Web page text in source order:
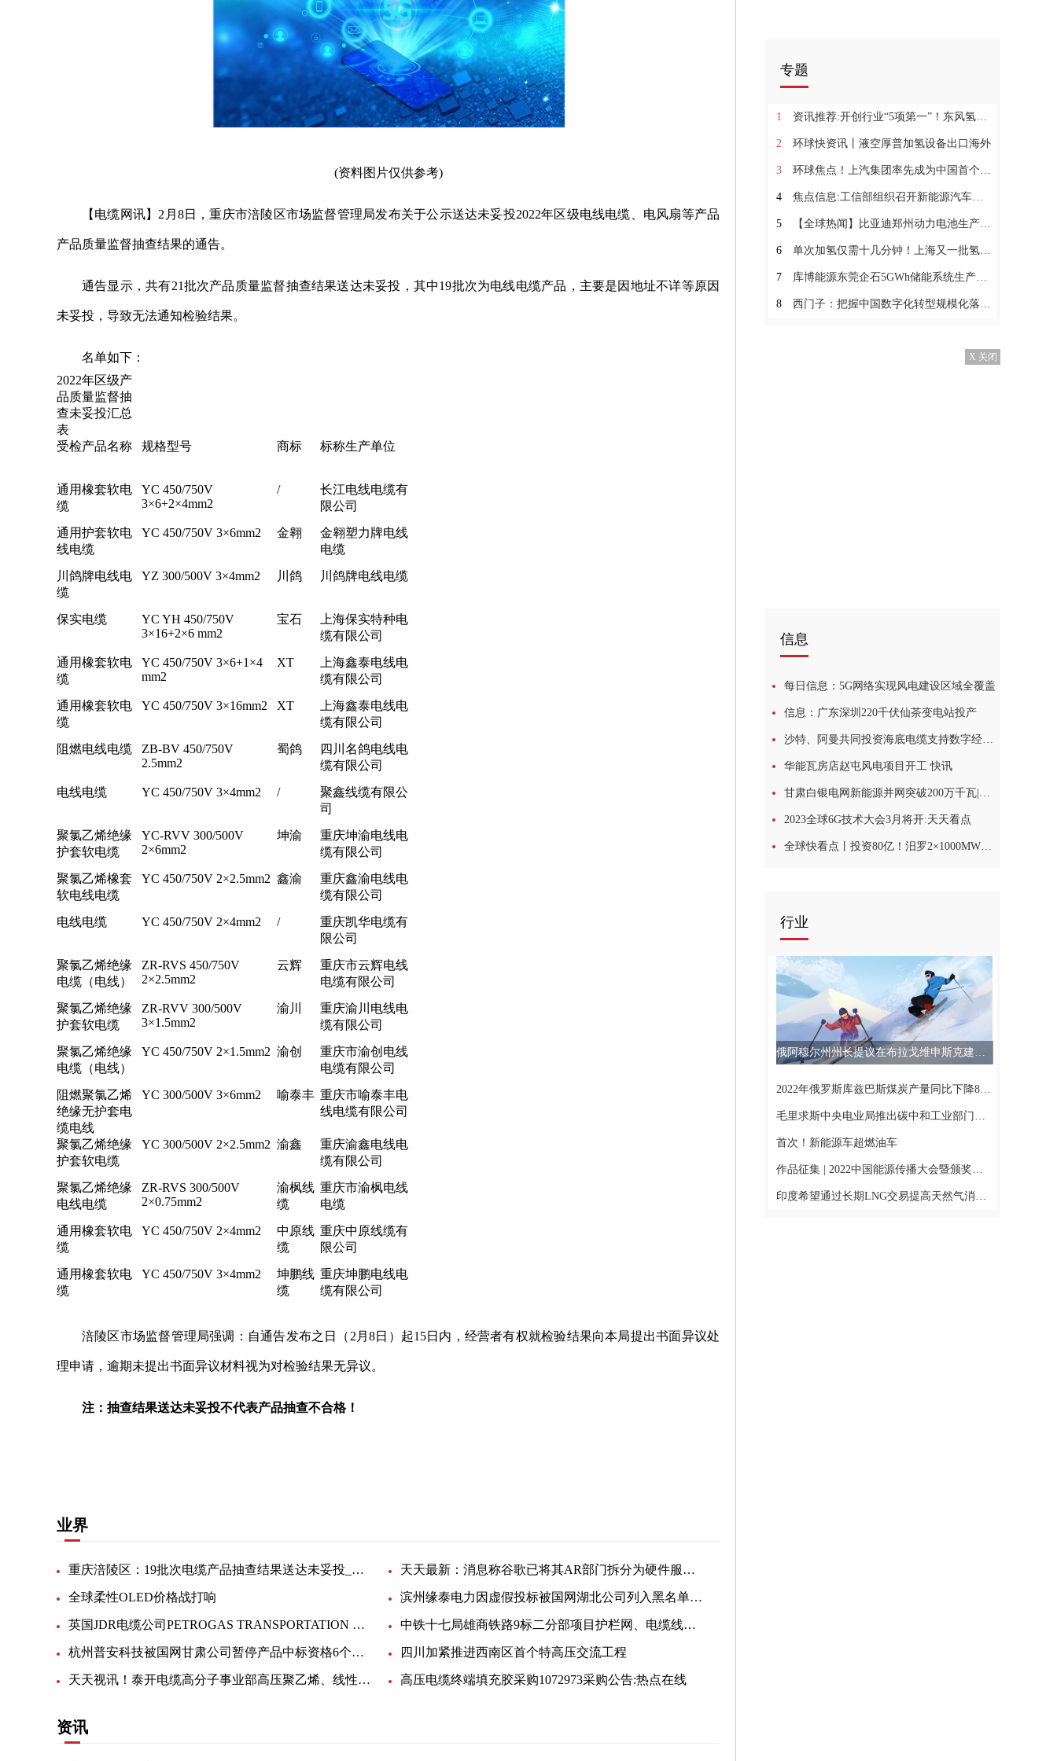
(资料图片仅供参考)
【电缆网讯】2月8日，重庆市涪陵区市场监督管理局发布关于公示送达未妥投2022年区级电线电缆、电风扇等产品
产品质量监督抽查结果的通告。
通告显示，共有21批次产品质量监督抽查结果送达未妥投，其中19批次为电线电缆产品，主要是因地址不详等原因
未妥投，导致无法通知检验结果。
名单如下：
2022年区级产
品质量监督抽
查未妥投汇总
表
受检产品名称
规格型号 商标 标称生产单位
通用橡套软电
缆
YC 450/750V
3×6+2×4mm2
/
长江电线电缆有
限公司
通用护套软电
线电缆
YC 450/750V 3×6mm2 金翱
金翱塑力牌电线
电缆
川鸽牌电线电
缆
YZ 300/500V 3×4mm2 川鸽 川鸽牌电线电缆
保实电缆
YC YH 450/750V
3×16+2×6 mm2
宝石
上海保实特种电
缆有限公司
通用橡套软电
缆
YC 450/750V 3×6+1×4
mm2
XT
上海鑫泰电线电
缆有限公司
通用橡套软电
缆
YC 450/750V 3×16mm2 XT
上海鑫泰电线电
缆有限公司
阻燃电线电缆
ZB-BV 450/750V
2.5mm2
蜀鸽
四川名鸽电线电
缆有限公司
电线电缆
YC 450/750V 3×4mm2 /
聚鑫线缆有限公
司
聚氯乙烯绝缘
护套软电缆
YC-RVV 300/500V
2×6mm2
坤渝
重庆坤渝电线电
缆有限公司
聚氯乙烯橡套
软电线电缆
YC 450/750V 2×2.5mm2 鑫渝
重庆鑫渝电线电
缆有限公司
电线电缆
YC 450/750V 2×4mm2 /
重庆凯华电缆有
限公司
聚氯乙烯绝缘
电缆（电线）
ZR-RVS 450/750V
2×2.5mm2
云辉
重庆市云辉电线
电缆有限公司
聚氯乙烯绝缘
护套软电缆
ZR-RVV 300/500V
3×1.5mm2
渝川
重庆渝川电线电
缆有限公司
聚氯乙烯绝缘
电缆（电线）
YC 450/750V 2×1.5mm2 渝创
重庆市渝创电线
电缆有限公司
阻燃聚氯乙烯
绝缘无护套电
缆电线
YC 300/500V 3×6mm2 喻泰丰 重庆市喻泰丰电
线电缆有限公司
聚氯乙烯绝缘
护套软电缆
YC 300/500V 2×2.5mm2 渝鑫
重庆渝鑫电线电
缆有限公司
聚氯乙烯绝缘
电线电缆
ZR-RVS 300/500V
2×0.75mm2
渝枫线
缆
重庆市渝枫电线
电缆
通用橡套软电
缆
YC 450/750V 2×4mm2
中原线
缆
重庆中原线缆有
限公司
通用橡套软电
缆
YC 450/750V 3×4mm2
坤鹏线
缆
重庆坤鹏电线电
缆有限公司
涪陵区市场监督管理局强调：自通告发布之日（2月8日）起15日内，经营者有权就检验结果向本局提出书面异议处
理申请，逾期未提出书面异议材料视为对检验结果无异议。
注：抽查结果送达未妥投不代表产品抽查不合格！
业界
重庆涪陵区：19批次电缆产品抽查结果送达未妥投_视讯 天天最新：消息称谷歌已将其AR部门拆分为硬件服务和生态系统两大团队
全球柔性OLED价格战打响 滨州缘泰电力因虚假投标被国网湖北公司列入黑名单3年
英国JDR电缆公司PETROGAS TRANSPORTATION 签订脐带管合同 中铁十七局雄商铁路9标二分部项目护栏网、电缆线询价 环球今日讯
杭州普安科技被国网甘肃公司暂停产品中标资格6个月 当前视讯 四川加紧推进西南区首个特高压交流工程
天天视讯！泰开电缆高分子事业部高压聚乙烯、线性低密度聚乙烯竞价 高压电缆终端填充胶采购1072973采购公告:热点在线
资讯
专题
1 资讯推荐:开创行业“5项第一”！东风氢舟大湾区示范运营全面启航
2 环球快资讯丨液空厚普加氢设备出口海外
3 环球焦点！上汽集团率先成为中国首个新能源汽车海外市场“双百万辆企业”
4 焦点信息:工信部组织召开新能源汽车动力电池回收利用工作座谈会
5 【全球热闻】比亚迪郑州动力电池生产线项目环评公示 计划投资80亿元
6 单次加氢仅需十几分钟！上海又一批氢能源公交车落地_报资讯
7 库博能源东莞企石5GWh储能系统生产基地投产_环球速讯
8 西门子：把握中国数字化转型规模化落地的高速发展期|世界热闻
X 关闭
信息
每日信息：5G网络实现风电建设区域全覆盖
信息：广东深圳220千伏仙茶变电站投产
沙特、阿曼共同投资海底电缆支持数字经济发展 每日观点
华能瓦房店赵屯风电项目开工 快讯
甘肃白银电网新能源并网突破200万千瓦|全球观察
2023全球6G技术大会3月将开:天天看点
全球快看点丨投资80亿！汨罗2×1000MW火电项目年内核准动工
行业
俄阿穆尔州州长提议在布拉戈维申斯克建立电动汽车共享中心:全球观天下
2022年俄罗斯库兹巴斯煤炭产量同比下降8% 出口下降14%|世界今日讯
毛里求斯中央电业局推出碳中和工业部门可再生能源计划
首次！新能源车超燃油车
作品征集 | 2022中国能源传播大会暨颁奖盛典:速看
印度希望通过长期LNG交易提高天然气消费-快讯